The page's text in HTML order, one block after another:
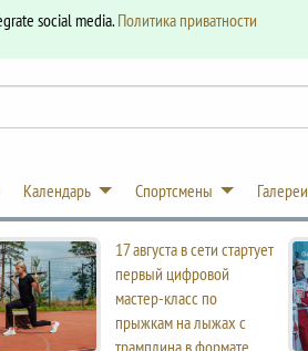
social media.Политика приватности
Календарь Спортсмены Галереи
17 августа в сети стартует
первый цифровой
мастер-класс по
прыжкам на лыжах с